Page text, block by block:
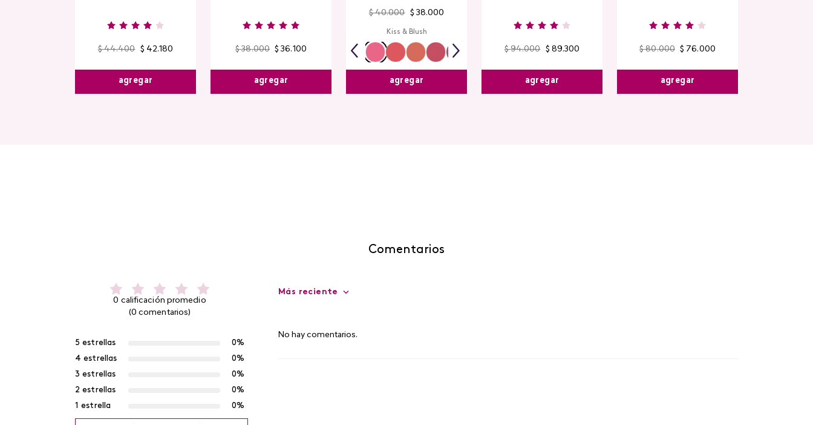
$ 44.400 $ 42.180
agregar
$ 38.000 $ 36.100
agregar
$ 40.000 $ 38.000
Kiss & Blush
agregar
$ 94.000 $ 89.300
agregar
$ 80.000 $ 76.000
agregar
Comentarios
0 calificación promedio
(0 comentarios)
5 estrellas
0%
4 estrellas
0%
3 estrellas
0%
2 estrellas
0%
1 estrella
0%
Más reciente
No hay comentarios.